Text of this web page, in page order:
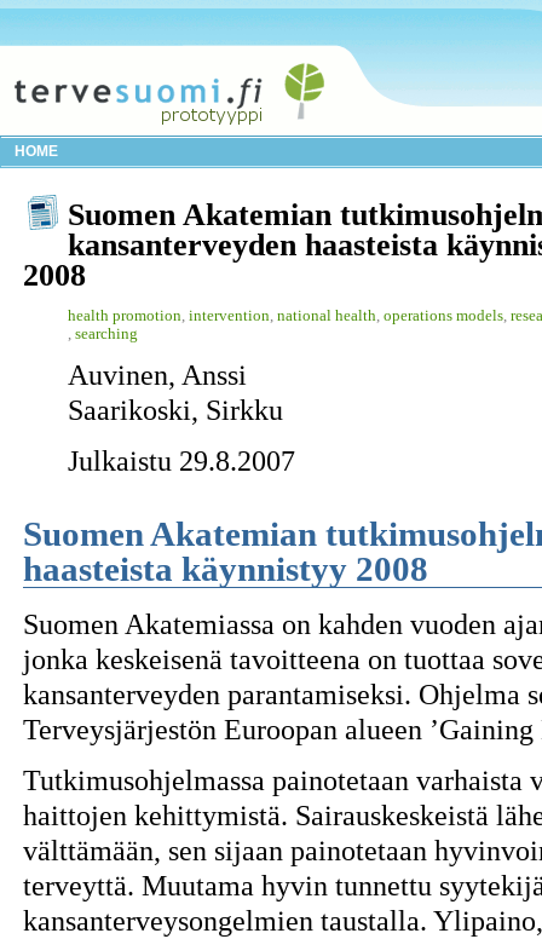
HOME
Suomen Akatemian
kansanterveyden haasteista
2008
health promotion intervention national health operations models
searching
Auvinen, Anssi
Saarikoski, Sirkku
Julkaistu 29.8.2007
Suomen Akatemian
haasteista käynnistyy 2008
Suomen Akatemiassa on kahden vuoden
jonka keskeisenä tavoitteena on tuottaa
kansanterveyden parantamiseksi. Ohjelma
Terveysjärjestön Euroopan alueen ’Gaining
Tutkimusohjelmassa painotetaan varhaista
haittojen kehittymistä. Sairauskeskeistä
välttämään, sen sijaan painotetaan
terveyttä. Muutama hyvin tunnettu
kansanterveysongelmien taustalla.